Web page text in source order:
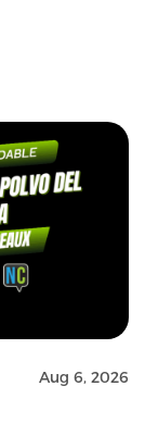
Aug 6, 2026